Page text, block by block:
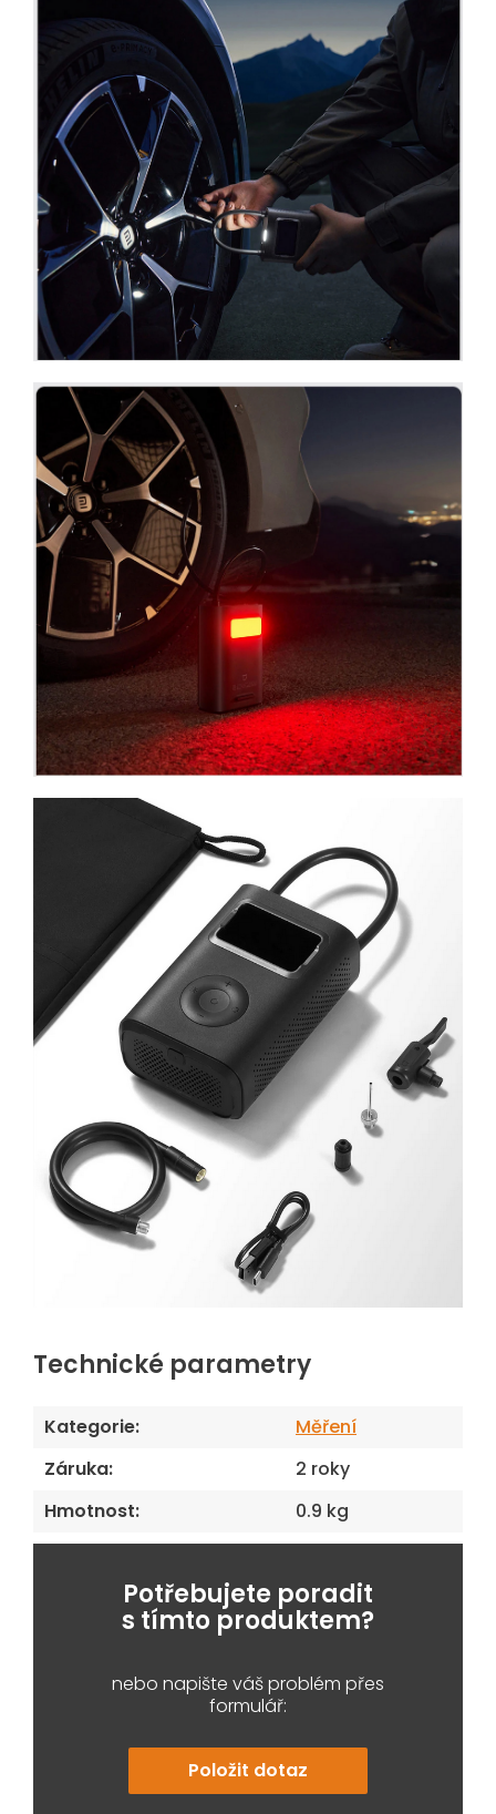
Technické parametry
Kategorie:
Měření
Záruka:
2 roky
Hmotnost: 0.9 kg
Potřebujete poradit
s tímto produktem?
nebo napište váš problém přes
formulář:
Položit dotaz